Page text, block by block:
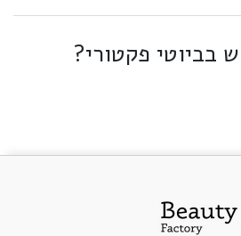
בביוטי פקטורי?